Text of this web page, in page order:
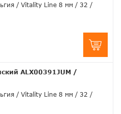
Vitality Line 8 мм 32
ALX00391JUM /
Vitality Line 8 мм 32